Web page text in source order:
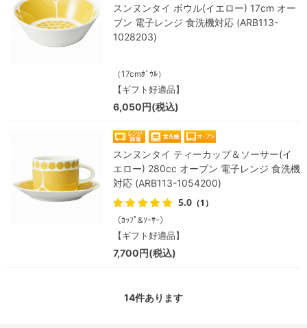
スンヌンタイ ボウル(イエロー) 17cm オー
ブン 電子レンジ 食洗機対応 (ARB113-
1028203)
（17cmﾎﾞｳﾙ）
【ギフト好適品】
6,050円(税込)
スンヌンタイ ティーカップ＆ソーサー(イ
エロー) 280cc オーブン 電子レンジ 食洗機
対応 (ARB113-1054200)
5.0 （1）
（ｶｯﾌﾟ&ｿｰｻｰ）
【ギフト好適品】
7,700円(税込)
14件あります